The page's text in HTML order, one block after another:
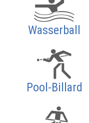
Wasserball
Pool-Billard